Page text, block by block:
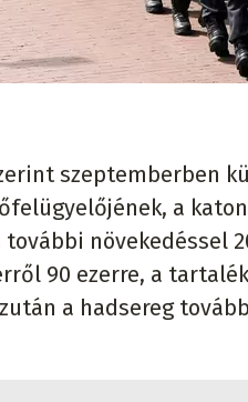
szeptemberben
a
növekedéssel
90 ezerre, a
a hadsereg